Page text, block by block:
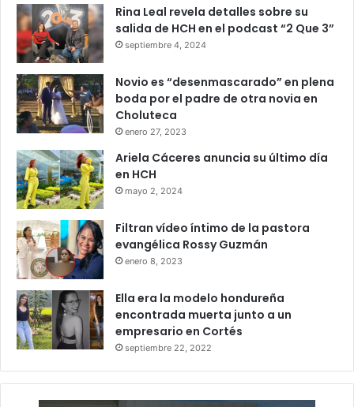
Juan Diego Zelaya
plataformas de transporte
Rina Leal revela detalles sobre su
salida de HCH en el podcast “2 Que 3”
septiembre 4, 2024
Novio es “desenmascarado” en plena
boda por el padre de otra novia en
Choluteca
enero 27, 2023
Ariela Cáceres anuncia su último día
en HCH
mayo 2, 2024
Filtran vídeo íntimo de la pastora
evangélica Rossy Guzmán
enero 8, 2023
Ella era la modelo hondureña
encontrada muerta junto a un
empresario en Cortés
septiembre 22, 2022